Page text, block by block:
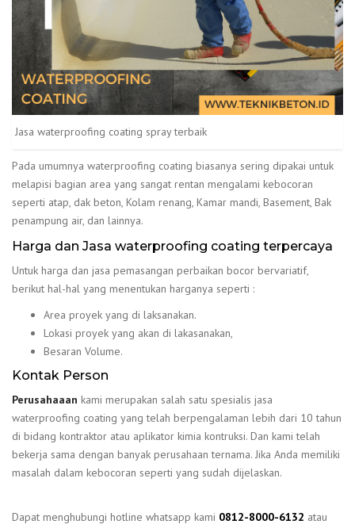
Jasa waterproofing coating spray terbaik
Pada umumnya waterproofing coating biasanya sering dipakai untuk
melapisi bagian area yang sangat rentan mengalami kebocoran
seperti atap, dak beton, Kolam renang, Kamar mandi, Basement, Bak
penampung air, dan lainnya.
Harga dan Jasa waterproofing coating terpercaya
Untuk harga dan jasa pemasangan perbaikan bocor bervariatif,
berikut hal-hal yang menentukan harganya seperti :
Area proyek yang di laksanakan.
Lokasi proyek yang akan di lakasanakan,
Besaran Volume.
Kontak Person
Perusahaaan kami merupakan salah satu spesialis jasa
waterproofing coating yang telah berpengalaman lebih dari 10 tahun
di bidang kontraktor atau aplikator kimia kontruksi. Dan kami telah
bekerja sama dengan banyak perusahaan ternama. Jika Anda memiliki
masalah dalam kebocoran seperti yang sudah dijelaskan.
Dapat menghubungi hotline whatsapp kami 0812-8000-6132 atau